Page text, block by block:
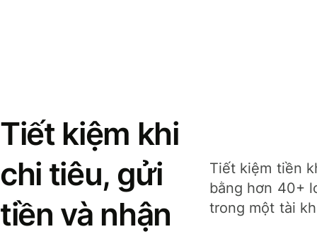
Tiết kiệm khi
chi tiêu, gửi
tiền và nhận
Tiết kiệm tiền
bằng hơn 40+
trong một tài